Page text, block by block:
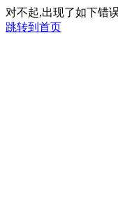
对不起,出现了如下错
跳转到首页